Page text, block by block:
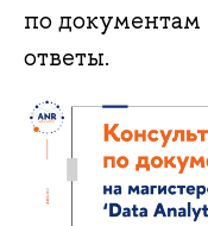
по
ответы.